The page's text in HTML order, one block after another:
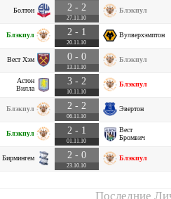
Болтон 2 - 2
27.11.10
Блэкпул
Блэкпул 2 - 1
20.11.10
Вулверхэмптон
Вест Хэм 0 - 0
13.11.10
Блэкпул
Астон
Вилла
3 - 2
10.11.10
Блэкпул
Блэкпул 2 - 2
06.11.10
Эвертон
Блэкпул 2 - 1
01.11.10
Вест
Бромвич
Бирмингем 2 - 0
23.10.10
Блэкпул
Последние